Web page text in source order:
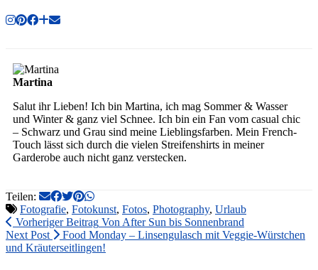
Martina
Salut ihr Lieben! Ich bin Martina, ich mag Sommer & Wasser
und Winter & ganz viel Schnee. Ich bin ein Fan vom casual chic
– Schwarz und Grau sind meine Lieblingsfarben. Mein French-
Touch lässt sich durch die vielen Streifenshirts in meiner
Garderobe auch nicht ganz verstecken.
Teilen:
Fotografie, Fotokunst, Fotos, Photography, Urlaub
Vorheriger Beitrag Von After Sun bis Sonnenbrand
Next Post
Food Monday – Linsengulasch mit Veggie-Würstchen
und Kräuterseitlingen!